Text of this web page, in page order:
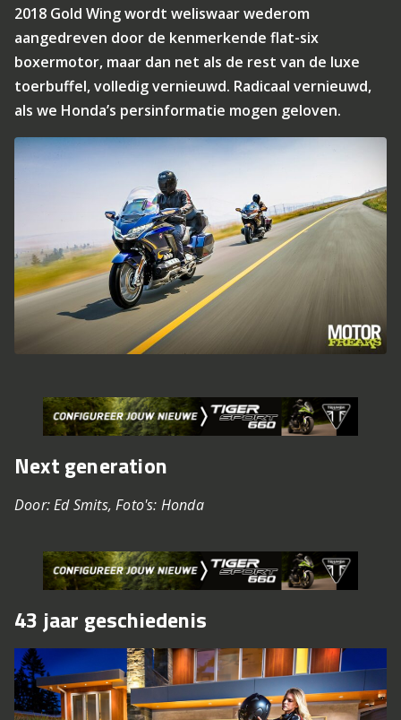
2018 Gold Wing wordt weliswaar wederom
aangedreven door de kenmerkende flat-six
boxermotor, maar dan net als de rest van de luxe
toerbuffel, volledig vernieuwd. Radicaal vernieuwd,
als we Honda’s persinformatie mogen geloven.
Next generation
Door: Ed Smits, Foto's: Honda
43 jaar geschiedenis